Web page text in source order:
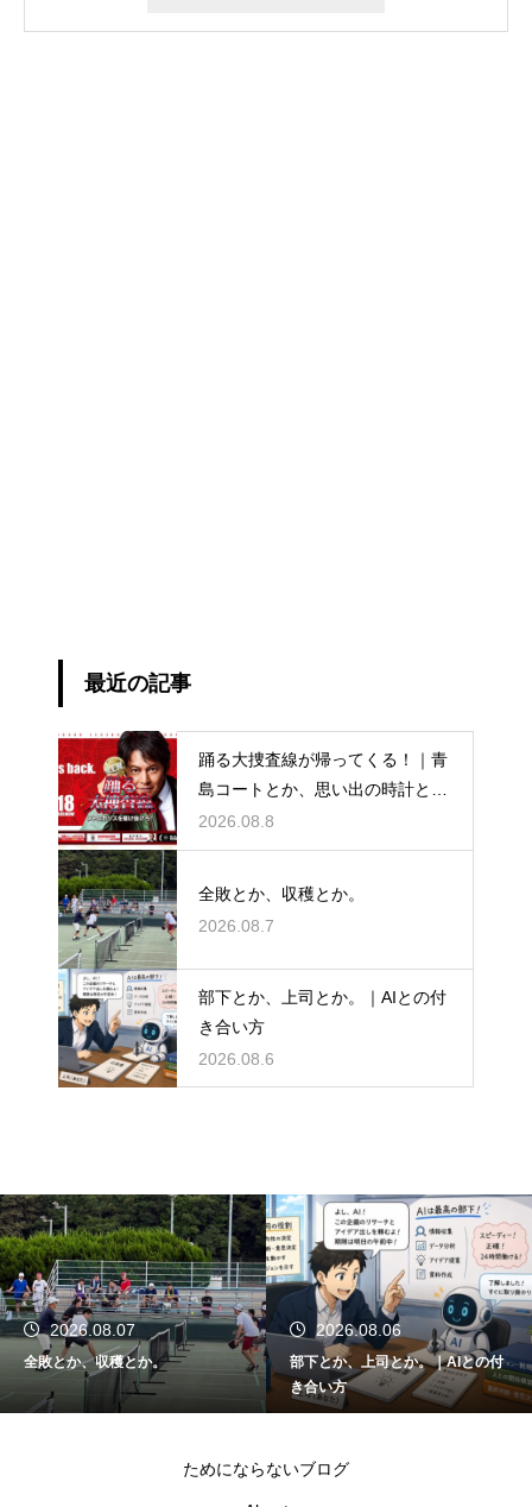
最近の記事
踊る大捜査線が帰ってくる！｜青
島コートとか、思い出の時計と
か。
2026.08.8
全敗とか、収穫とか。
2026.08.7
部下とか、上司とか。｜AIとの付
き合い方
2026.08.6
2026.08.06
部下とか、上司とか。｜AIとの付
2026.08.05
関東大会とか、千葉県代表とか。
ためにならないブログ